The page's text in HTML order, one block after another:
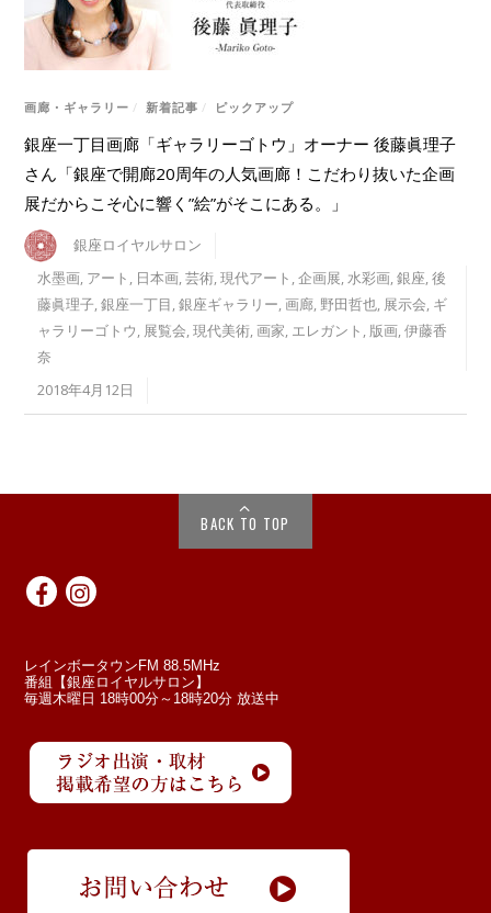
画廊・ギャラリー / 新着記事 / ピックアップ
銀座一丁目画廊「ギャラリーゴトウ」オーナー 後藤眞理子
さん「銀座で開廊20周年の人気画廊！こだわり抜いた企画
展だからこそ心に響く”絵”がそこにある。」
銀座ロイヤルサロン
水墨画, アート , 日本画,芸術,現代アート ,企画展,水彩画,銀座,後
藤眞理子,銀座一丁目,銀座ギャラリー,画廊, 野田哲也, 展示会, ギ
ャラリーゴトウ, 展覧会,現代美術,画家, エレガント , 版画,伊藤香
奈
2018年4月12日
BACK TO TOP
レインボータウンFM 88.5MHz
番組【銀座ロイヤルサロン】
毎週木曜日 18時00分～18時20分 放送中